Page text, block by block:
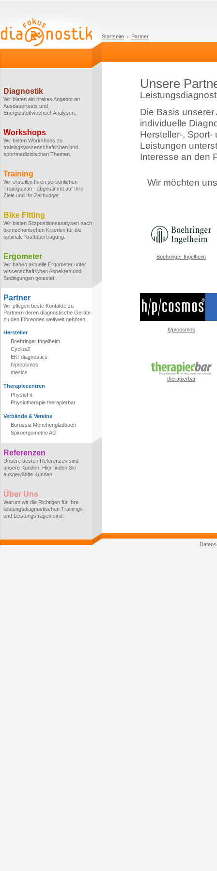
Startseite Partner
Diagnostik
Wir bieten ein breites Angebot an
Ausdauertests und
Energiestoffwechsel-Analysen.
Workshops
Wir bieten Workshops zu
trainingswissenschaftlichen und
sportmedizinischen Themen.
Training
Wir erstellen Ihren persönlichen
Trainigsplan - abgestimmt auf Ihre
Ziele und Ihr Zeitbudget.
Bike Fitting
Wir bieten Sitzpositionsanalysen nach
biomechanischen Kriterien für die
optimale Kraftübertragung.
Ergometer
Wir haben aktuelle Ergometer unter
wissenschaftlichen Aspekten und
Bedingungen getestet.
Partner
Wir pflegen beste Kontakte zu
Partnern deren diagnostische Geräte
zu den führenden weltweit gehören.
Hersteller
Boehringer Ingelheim
Cyclus2
EKFdiagnostics
h/p/cosmos
mesics
Therapiecentren
PhysioFit
Physiotherapie therapierbar
Verbände & Vereine
Borussia Mönchengladbach
Spiroergometrie AG
Referenzen
Unsere besten Referenzen sind
unsere Kunden. Hier finden Sie
ausgewählte Kunden.
Über Uns
Warum wir die Richtigen für Ihre
leistungsdiagnostischen Trainings-
und Leistungsfragen sind.
Unsere
Die Basis
individuelle
Hersteller-,
Leistungen
Interesse an den
Wir möchten
Boehringer Ingelheim
h/p/cosmos
therapierbar